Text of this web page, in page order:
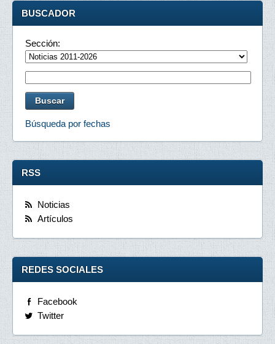
BUSCADOR
Sección:
Búsqueda por fechas
RSS
Noticias
Artículos
REDES SOCIALES
Facebook
Twitter